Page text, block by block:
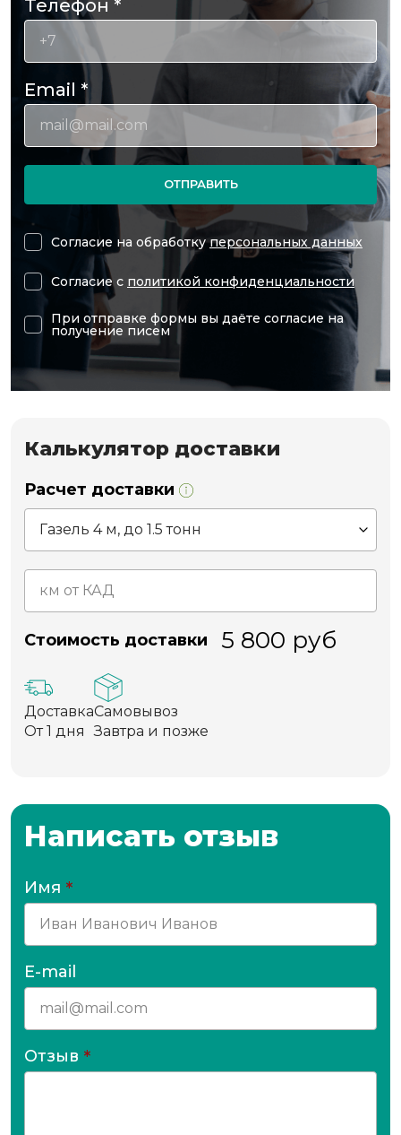
Телефон *
Email *
ОТПРАВИТЬ
Согласие на обработкуперсональных данных
Согласие с политикой конфиденциальности
При отправке формы вы даёте согласие на
получение писем
Калькулятор доставки
Расчет доставки
Стоимость доставки 5 800 руб
Доставка
От 1 дня
Самовывоз
Завтра и позже
Написать отзыв
Имя *
E-mail
Отзыв *